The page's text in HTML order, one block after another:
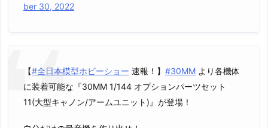
ber 30, 2022
【#全日本模型ホビーショー 速報！】 #30MM より各機体
に装着可能な『30MM 1/144 オプションパーツセット
11(大型キャノン/アームユニット)』が登場！